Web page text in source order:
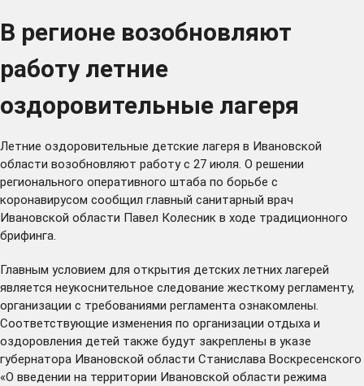
В регионе возобновляют
работу летние
оздоровительные лагеря
Летние оздоровительные детские лагеря в Ивановской
области возобновляют работу с 27 июля. О решении
регионального оперативного штаба по борьбе с
коронавирусом сообщил главный санитарный врач
Ивановской области Павел Колесник в ходе традиционного
брифинга.
Главным условием для открытия детских летних лагерей
является неукоснительное следование жесткомурегламенту,
организации с требованиями регламента ознакомлены.
Соответствующие изменения по организации отдыха и
оздоровления детей также будут закреплены в указе
губернатора Ивановской области Станислава Воскресенского
«О введении на территории Ивановской области режима